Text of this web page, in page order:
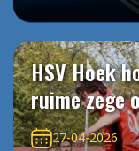
HSV Hoek
ruime zege
27-04-2026